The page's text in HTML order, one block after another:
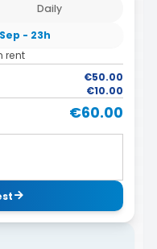
Daily
- 23h
rent
€50.00
€10.00
€60.00